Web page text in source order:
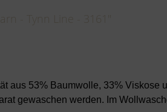
aus 53% Baumwolle, 33%
gewaschen werden. Im